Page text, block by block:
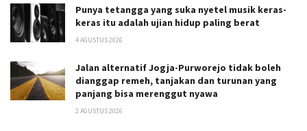
Punya tetangga yang suka nyetel musik keras-
keras itu adalah ujian hidup paling berat
4 AGUSTUS 2026
Jalan alternatif Jogja-Purworejo tidak boleh
dianggap remeh, tanjakan dan turunan yang
panjang bisa merenggut nyawa
2 AGUSTUS 2026